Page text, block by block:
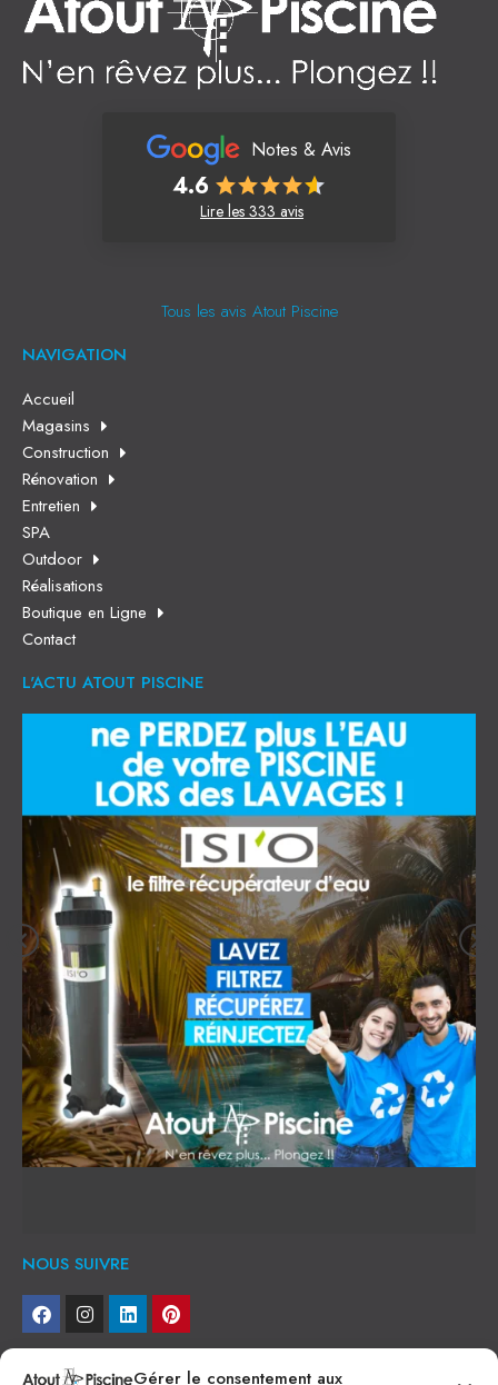
Gérer le consentement aux
Notes & Avis
4.6
Lire les 333 avis
Tous les avis Atout Piscine
NAVIGATION
Accueil
Magasins
Construction
Rénovation
Entretien
SPA
Outdoor
Réalisations
Boutique en Ligne
Contact
L'ACTU ATOUT PISCINE
NOUS SUIVRE
NEWSLETTER